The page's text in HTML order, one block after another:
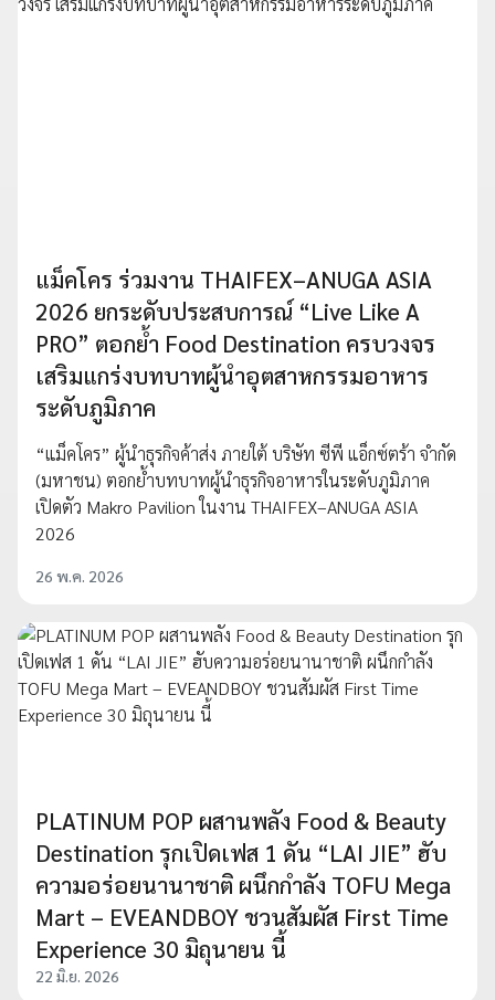
แม็คโคร ร่วมงาน THAIFEX–ANUGA ASIA
2026 ยกระดับประสบการณ์ “Live Like A
PRO” ตอกย้ำ Food Destination ครบวงจร
เสริมแกร่งบทบาทผู้นำอุตสาหกรรมอาหาร
ระดับภูมิภาค
“แม็คโคร” ผู้นำธุรกิจค้าส่ง ภายใต้ บริษัท ซีพี แอ็กซ์ตร้า จำกัด
(มหาชน) ตอกย้ำบทบาทผู้นำธุรกิจอาหารในระดับภูมิภาค
เปิดตัว Makro Pavilion ในงาน THAIFEX–ANUGA ASIA
2026
26 พ.ค. 2026
PLATINUM POP ผสานพลัง Food & Beauty
Destination รุกเปิดเฟส 1 ดัน “LAI JIE” ฮับ
ความอร่อยนานาชาติ ผนึกกำลัง TOFU Mega
Mart – EVEANDBOY ชวนสัมผัส First Time
Experience 30 มิถุนายน นี้
22 มิ.ย. 2026